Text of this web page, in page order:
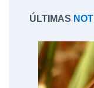
ÚLTIMAS